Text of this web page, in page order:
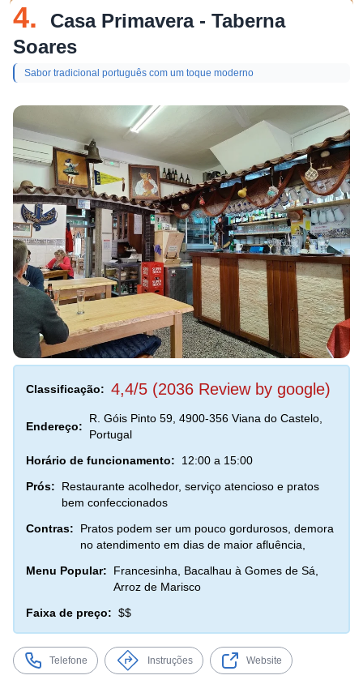
4.
Casa Primavera - Taberna
Soares
Sabor tradicional português com um toque moderno
Classificação: 4,4/5 (2036 Review by google)
Endereço:
R. Góis Pinto 59, 4900-356 Viana do Castelo,
Portugal
Horário de funcionamento:
12:00 a 15:00
Prós:
Restaurante acolhedor, serviço atencioso e pratos
bem confeccionados
Contras:
Pratos podem ser um pouco gordurosos, demora
no atendimento em dias de maior afluência,
Menu Popular:
Francesinha, Bacalhau à Gomes de Sá,
Arroz de Marisco
Faixa de preço: $$
Telefone Instruções Website